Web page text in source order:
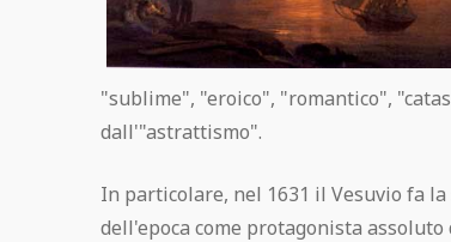
"sublime", "eroico", "romantico",
dall'"astrattismo".
In particolare, nel 1631 il Vesuvio fa
dell'epoca come protagonista